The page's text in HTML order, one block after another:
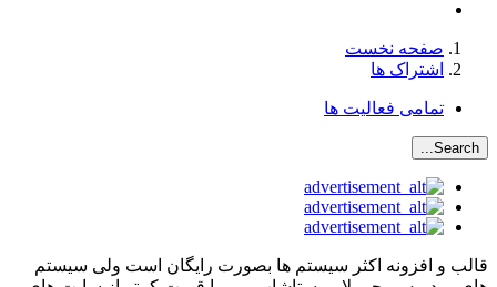
صفحه نخست
اشتراک ها
تمامی فعالیت ها
Search...
قالب و افزونه اکثر سیستم ها بصورت رایگان است ولی سیستم